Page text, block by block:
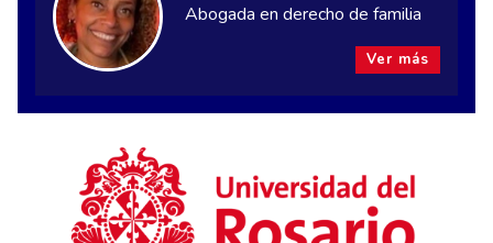
Abogada en derecho de familia
Ver más